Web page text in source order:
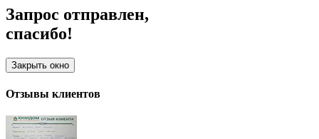
Запрос отправлен,
спасибо!
Закрыть окно
Отзывы клиентов